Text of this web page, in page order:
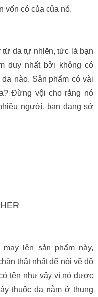
vốn có của của nó.
từ da tự nhiên, tức là bạn
duy nhất bởi không có
nào. Sản phẩm có vài
Đừng vội cho rằng nó
người, bạn đang sở
lên sản phẩm này,
thật nhất để nói về độ
tên như vậy vì nó được
thuộc da nằm ở thung